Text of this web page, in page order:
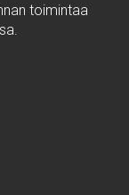
toimintaa